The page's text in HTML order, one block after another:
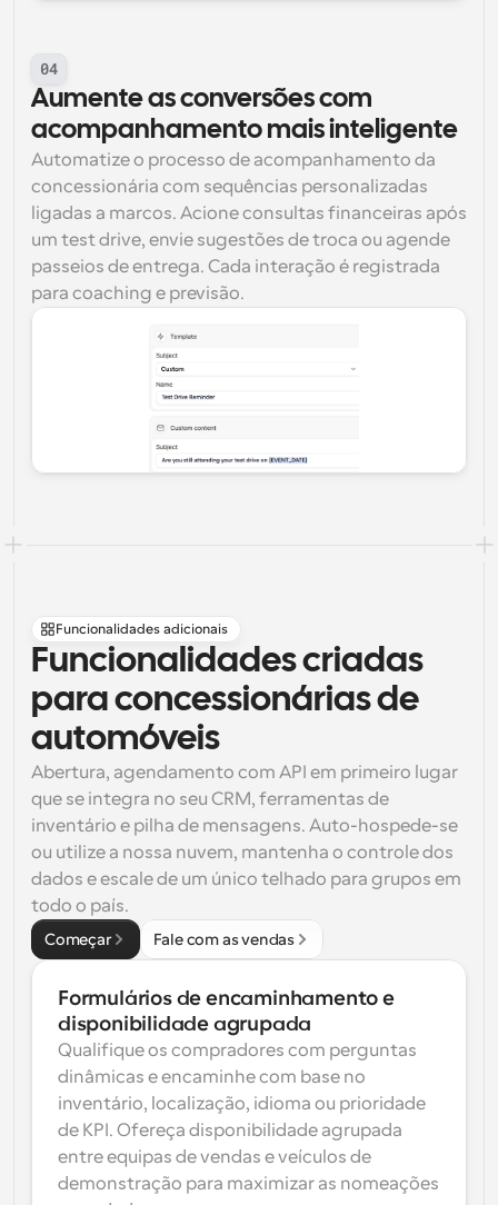
04
Aumente as conversões com
acompanhamento mais inteligente
Automatize o processo de acompanhamento da
concessionária com sequências personalizadas
ligadas a marcos. Acione consultas financeiras após
um test drive, envie sugestões de troca ou agende
passeios de entrega. Cada interação é registrada
para coaching e previsão.
Funcionalidades adicionais
Funcionalidades criadas
para concessionárias de
automóveis
Abertura, agendamento com API em primeiro lugar
que se integra no seu CRM, ferramentas de
inventário e pilha de mensagens. Auto-hospede-se
ou utilize a nossa nuvem, mantenha o controle dos
dados e escale de um único telhado para grupos em
todo o país.
Começar Fale com as vendas
Formulários de encaminhamento e
disponibilidade agrupada
Qualifique os compradores com perguntas
dinâmicas e encaminhe com base no
inventário, localização, idioma ou prioridade
de KPI. Ofereça disponibilidade agrupada
entre equipas de vendas e veículos de
demonstração para maximizar as nomeações